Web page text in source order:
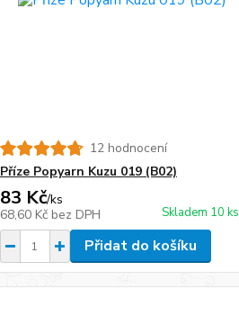
12 hodnocení
Příze Popyarn Kuzu 019 (B02)
83 Kč/ks
68,60 Kč bez DPH Skladem 10 ks
Přidat do košíku